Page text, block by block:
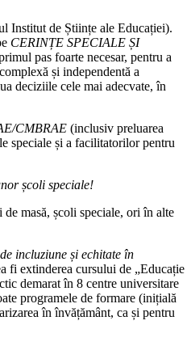
Institut de Științe ale Educației).
CERINȚE SPECIALE ȘI
pas foarte necesar, pentru a
și independentă a
deciziile cele mai adecvate, în
CMBRAE (inclusiv preluarea
speciale și a facilitatorilor pentru
școli speciale!
masă, școli speciale, ori în alte
incluziune și echitate în
fi extinderea cursului de „Educație
demarat în 8 centre universitare
programele de formare (inițială
în învățământ, ca și pentru